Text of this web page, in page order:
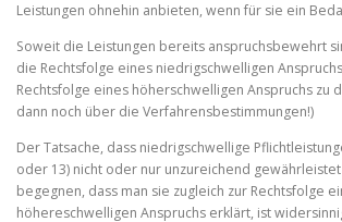
Leistungen ohnehin anbieten, wenn für sie ein
Soweit die Leistungen bereits anspruchsbewehrt
die Rechtsfolge eines niedrigschwelligen
Rechtsfolge eines höherschwelligen Anspruchs zu
dann noch über die Verfahrensbestimmungen!)
Der Tatsache, dass niedrigschwellige
oder 13) nicht oder nur unzureichend
begegnen, dass man sie zugleich zur Rechtsfolge
höhereschwelligen Anspruchs erklärt, ist